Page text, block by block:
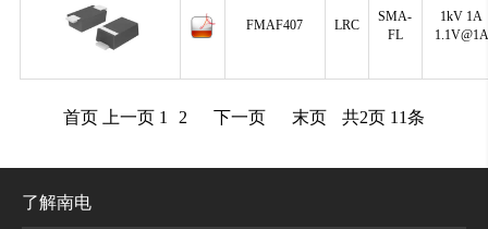
FMAF407 LRC
SMA-
FL
1kV 1A
1.1V@1A
首页 上一页 1 2 下一页 末页 共2页 11条
了解南电